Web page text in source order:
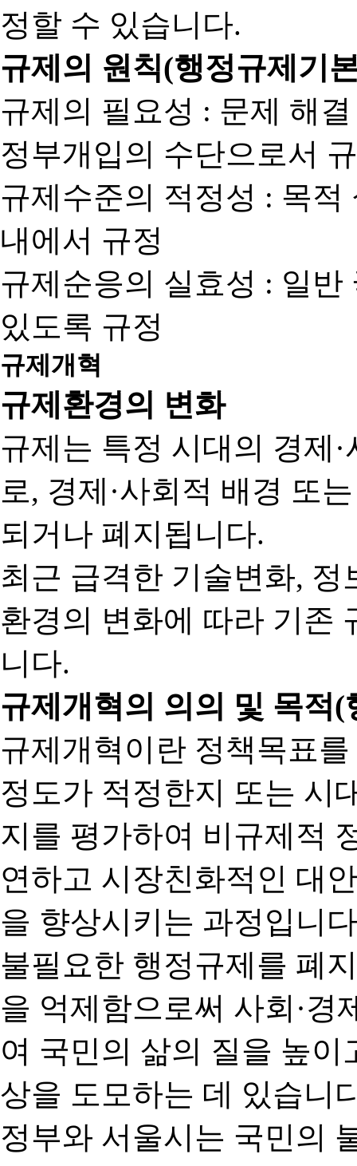
정할 수 있습니다.
규제의 원칙(행정규제기
규제의 필요성 : 문제 해
정부개입의 수단으로서
규제수준의 적정성 : 목
내에서 규정
규제순응의 실효성 : 일
있도록 규정
규제개혁
규제환경의 변화
규제는 특정 시대의 경제
로, 경제·사회적 배경 또
되거나 폐지됩니다.
최근 급격한 기술변화,
환경의 변화에 따라 기존
니다.
규제개혁의 의의 및 목적
규제개혁이란 정책목표
정도가 적정한지 또는 시
지를 평가하여 비규제적
연하고 시장친화적인 대
을 향상시키는 과정입니
불필요한 행정규제를 폐
을 억제함으로써 사회·경
여 국민의 삶의 질을 높
상을 도모하는 데 있습니
정부와 서울시는 국민의